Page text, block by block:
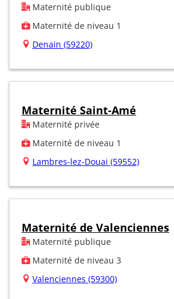
Maternité publique
Maternité de niveau 1
Denain (59220)
Maternité Saint-Amé
Maternité privée
Maternité de niveau 1
Lambres-lez-Douai (59552)
Maternité de Valenciennes
Maternité publique
Maternité de niveau 3
Valenciennes (59300)